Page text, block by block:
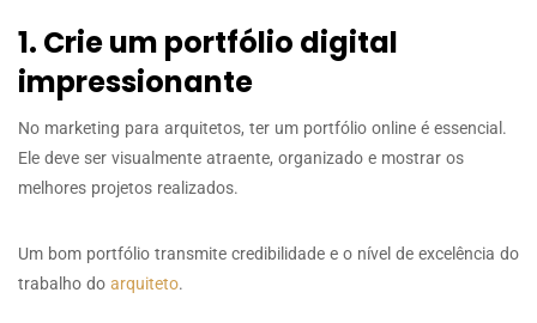
1. Crie um portfólio digital
impressionante
No marketing para arquitetos, ter um portfólio online é essencial.
Ele deve ser visualmente atraente, organizado e mostrar os
melhores projetos realizados.
Um bom portfólio transmite credibilidade e o nível de excelência do
trabalho do arquiteto.